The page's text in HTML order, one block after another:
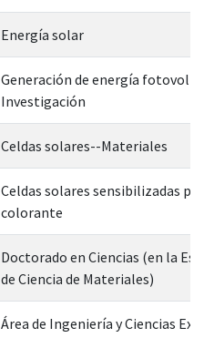
Energía solar
Generación de energía
Investigación
Celdas solares--Materiales
Celdas solares sensibilizadas por
colorante
Doctorado en Ciencias (en la
de Ciencia de Materiales)
Área de Ingeniería y Ciencias